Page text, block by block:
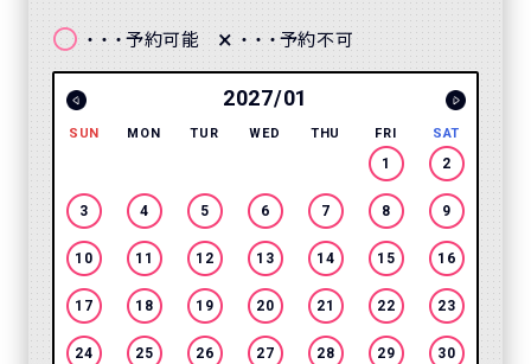
〇 ・・・ 予約可能 × ・・・ 予約不可
2027/01
SUN MON TUR WED THU FRI SAT
1 2
3 4 5 6 7 8 9
10 11 12 13 14 15 16
17 18 19 20 21 22 23
24 25 26 27 28 29 30
SUN
14
21
28